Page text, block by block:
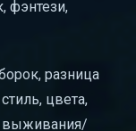
фэнтези,
разница
цвета,
выживания/